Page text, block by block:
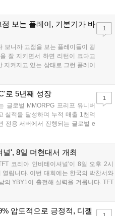
X|S로 정식 출시될 예정이며, 록
Look'을 최초 공개할 계획
보는 플레이, 기본기가 바
보니까 고점을 보는 플레이들이 굉
잘 지키면서 하면 리턴이 크다고
지켜지고 있는 상태로 그런 플레이
안 좋은 사고가 계속 많이 났던 것
1
로 5년째 성장
글로벌 MMORPG 프리프 유니버
실적을 달성하며 누적 매출 1천억
전용 서버에서 진행되는 글로벌 e
니다. FWC는 이용자가 동일한 조
가 대폭 상승하는 성과를 냈습니
서 총상금 11만 달러 규모의 제4회
예정이며, 위메이드커넥트는 이를
장 모델을 지속할 방침입니다....
1
', 8일 더현대서 개최
코리아 인비테이셔널'이 8일 오후 2시
립니다. 이번 대회에는 한국의 박찬서와
의 YBY1이 출전해 실력을 겨룹니다. TFT
참가하는 독특한 대회 구조를 가지며, 누
신규 세트 체험과 공연 등 다양한 즐길
압도적으로 긍정적, 디젤